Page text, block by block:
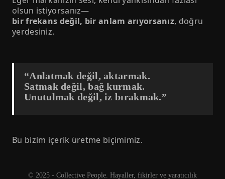
olsun istiyorsanız—
bir frekans değil, bir anlam arıyorsanız, doğru
yerdesiniz.
“Anlatmak değil, aktarmak.
Satmak değil, bağ kurmak.
Unutulmak değil, iz bırakmak.”
Bu bizim içerik üretme biçimimiz.
© 2025 - Collective People. Hayaller, fikirler ve yaratıcılık